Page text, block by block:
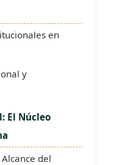
en
y
El Núcleo
del